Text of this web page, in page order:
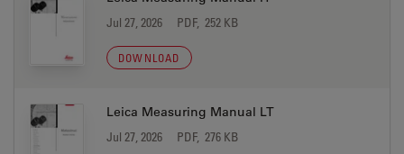
Jul 27, 2026 PDF, 252 KB
DOWNLOAD
Leica Measuring Manual LT
Jul 27, 2026 PDF, 276 KB